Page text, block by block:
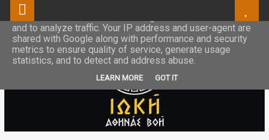
This site uses cookies from Google to deliver its services
and to analyze traffic. Your IP address and user-agent are
shared with Google along with performance and security
metrics to ensure quality of service, generate usage
statistics, and to detect and address abuse.
LEARN MORE GOT IT